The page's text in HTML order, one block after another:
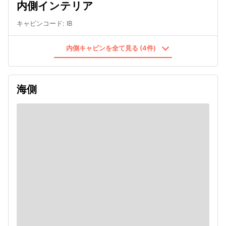
内側インテリア
キャビンコード: IB
内側キャビンを全て見る (4件)
海側